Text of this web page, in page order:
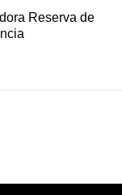
Reserva de